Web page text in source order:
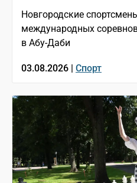
Новгородские
международных
в Абу-Даби
03.08.2026 | Спорт